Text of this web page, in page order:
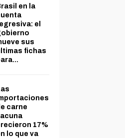
en la
el
sus
fichas
carne
17%
lo que va